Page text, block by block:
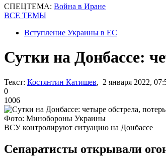
СПЕЦТЕМА: Война в Иране
ВСЕ ТЕМЫ
Вступление Украины в ЕС
Сутки на Донбассе:
Текст: Костянтин Катишев, 2 января 2022,
0
1006
Фото: Минобороны Украины
ВСУ контролируют ситуацию на Донбассе
Сепаратисты открывали